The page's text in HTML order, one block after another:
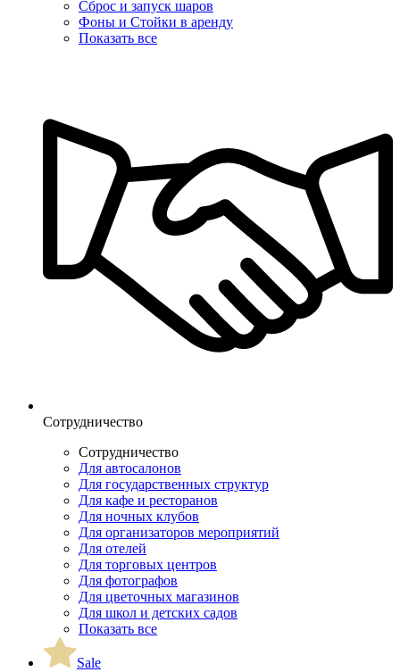
Сброс и запуск шаров
Фоны и Стойки в аренду
Показать все
Сотрудничество
Сотрудничество
Для автосалонов
Для государственных структур
Для кафе и ресторанов
Для ночных клубов
Для организаторов мероприятий
Для отелей
Для торговых центров
Для фотографов
Для цветочных магазинов
Для школ и детских садов
Показать все
Sale